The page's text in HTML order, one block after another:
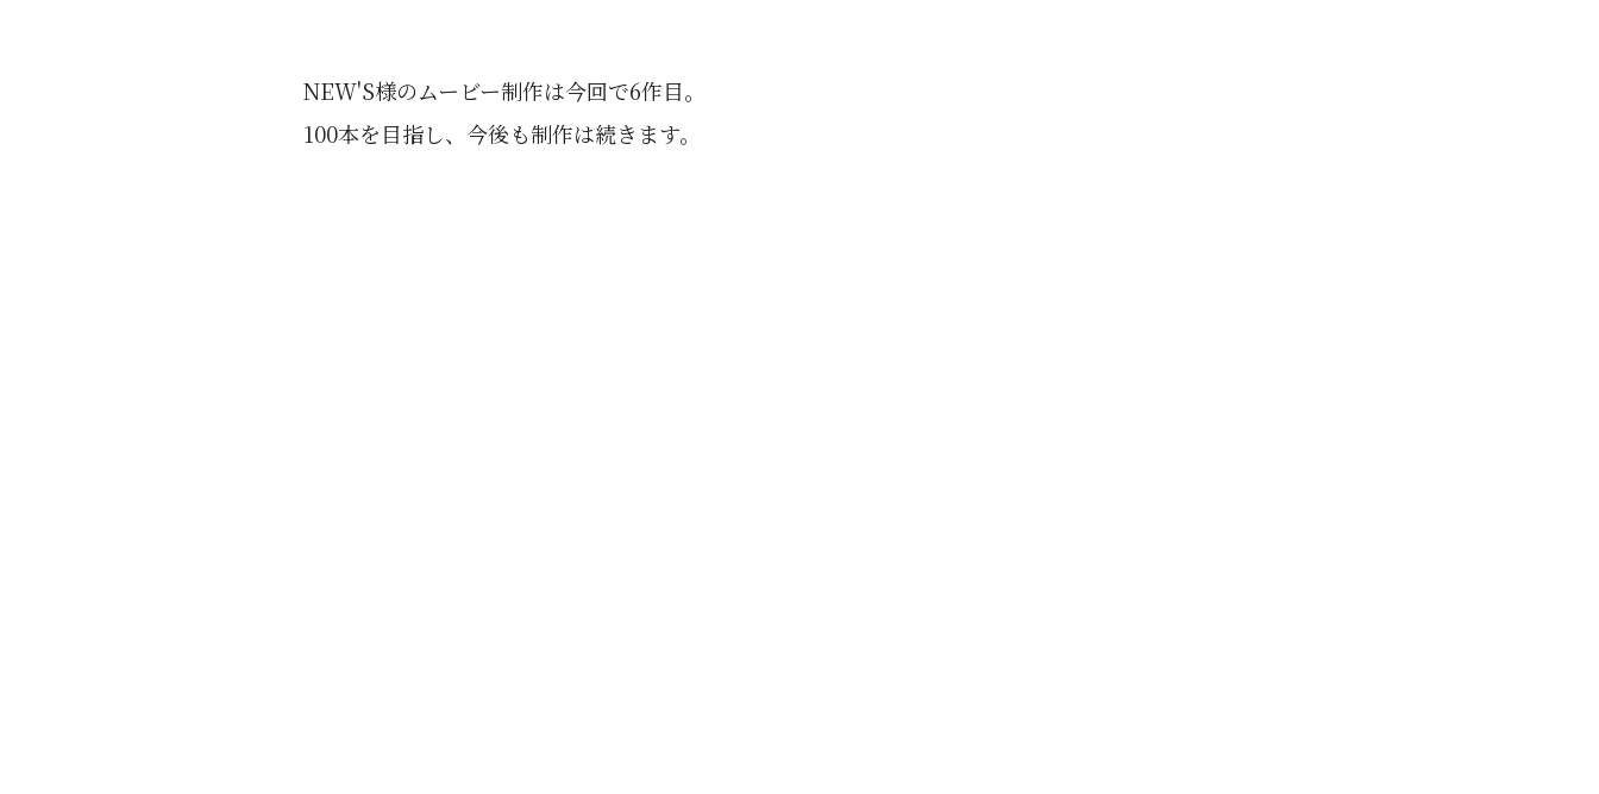
NEW'S様のムービー制作は今回で6作目。
100本を目指し、今後も制作は続きます。